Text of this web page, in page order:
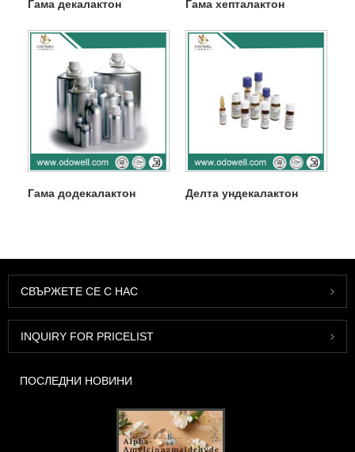
Гама декалактон Гама хепталактон
Гама додекалактон Делта ундекалактон
СВЪРЖЕТЕ СЕ С НАС
INQUIRY FOR PRICELIST
ПОСЛЕДНИ НОВИНИ